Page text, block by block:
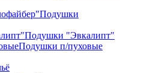
Подушки
Подушки "Эвкалипт"
Подушки п/пуховые